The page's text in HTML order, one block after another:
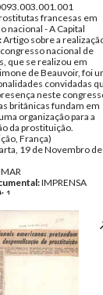
francesas em
nacional - A Capital
Artigo sobre a
nacional de
que se realizou em
de Beauvoir, foi
convidadas
neste
britânicas fundam em
organização para a
da prostituição.
França)
19 de Novembro de
IMPRENSA
1